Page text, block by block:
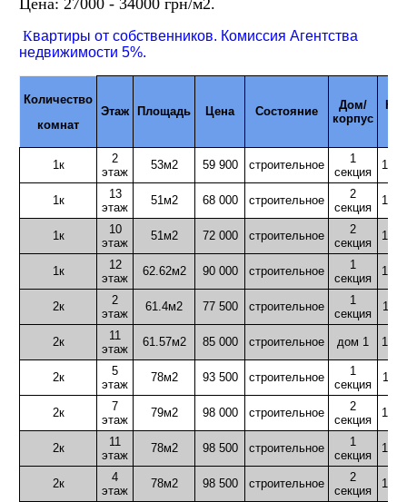
Цена: 27000 - 34000 грн/м2.
Квартиры от собственников. Комиссия Агентства
недвижимости 5%.
Количество
комнат
Этаж Площадь Цена Состояние
Дом/
корпус
1к
2
этаж
53м2 59 900 строительное
1
секция
1к
13
этаж
51м2 68 000 строительное
2
секция
1к
10
этаж
51м2 72 000 строительное
2
секция
1к
12
этаж
62.62м2 90 000 строительное
1
секция
2к
2
этаж
61.4м2 77 500 строительное
1
секция
2к
11
этаж
61.57м2 85 000 строительное дом 1
2к
5
этаж
78м2 93 500 строительное
1
секция
2к
7
этаж
79м2 98 000 строительное
2
секция
2к
11
этаж
78м2 98 500 строительное
1
секция
2к
4
этаж
78м2 98 500 строительное
2
секция